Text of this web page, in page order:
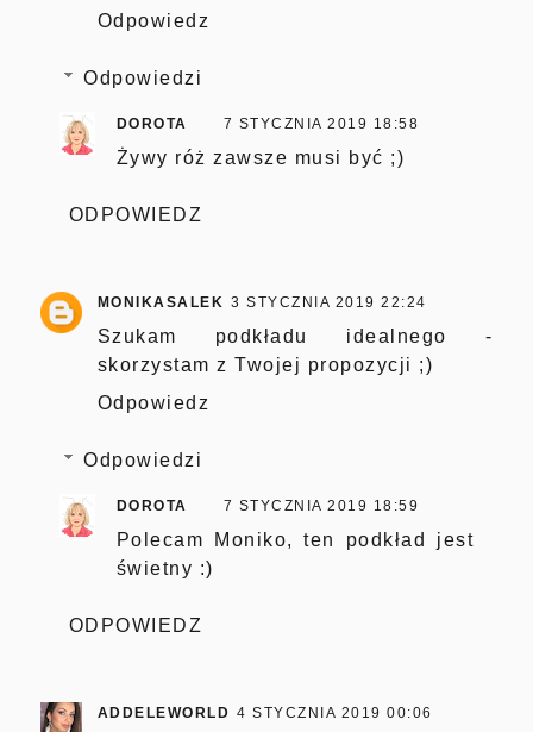
Odpowiedz
Odpowiedzi
DOROTA 7 STYCZNIA 2019 18:58
Żywy róż zawsze musi być ;)
ODPOWIEDZ
MONIKASALEK 3 STYCZNIA 2019 22:24
Szukam podkładu idealnego -
skorzystam z Twojej propozycji ;)
Odpowiedz
Odpowiedzi
DOROTA 7 STYCZNIA 2019 18:59
Polecam Moniko, ten podkład jest
świetny :)
ODPOWIEDZ
ADDELEWORLD 4 STYCZNIA 2019 00:06